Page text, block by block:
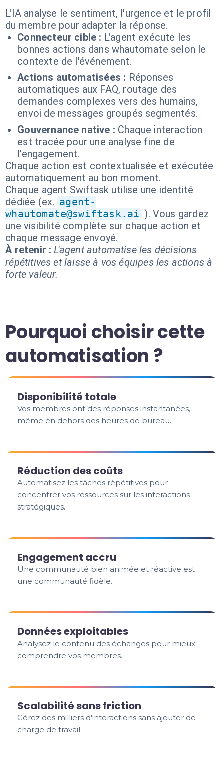
L'IA analyse le sentiment, l'urgence et le profil
du membre pour adapter la réponse.
Connecteur cible : L'agent exécute les
bonnes actions dans whautomate selon le
contexte de l'événement.
Actions automatisées : Réponses
automatiques aux FAQ, routage des
demandes complexes vers des humains,
envoi de messages groupés segmentés.
Gouvernance native : Chaque interaction
est tracée pour une analyse fine de
l'engagement.
Chaque action est contextualisée et exécutée
automatiquement au bon moment.
Chaque agent Swiftask utilise une identité
dédiée (ex. agent-
whautomate@swiftask.ai ). Vous gardez
une visibilité complète sur chaque action et
chaque message envoyé.
À retenir : L'agent automatise les décisions
répétitives et laisse à vos équipes les actions à
forte valeur.
Pourquoi choisir cette
automatisation ?
Disponibilité totale
Vos membres ont des réponses instantanées,
même en dehors des heures de bureau.
Réduction des coûts
Automatisez les tâches répétitives pour
concentrer vos ressources sur les interactions
stratégiques.
Engagement accru
Une communauté bien animée et réactive est
une communauté fidèle.
Données exploitables
Analysez le contenu des échanges pour mieux
comprendre vos membres.
Scalabilité sans friction
Gérez des milliers d'interactions sans ajouter de
charge de travail.